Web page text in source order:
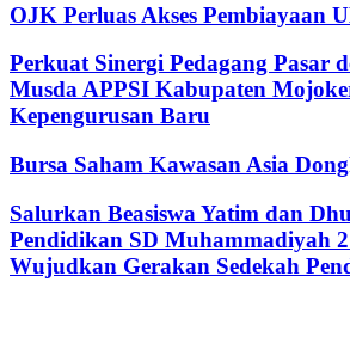
OJK Perluas Akses Pembiayaan
Perkuat Sinergi Pedagang Pasar
Musda APPSI Kabupaten
Kepengurusan Baru
Bursa Saham Kawasan Asia
Salurkan Beasiswa Yatim dan
Pendidikan SD Muhammadiyah
Wujudkan Gerakan Sedekah